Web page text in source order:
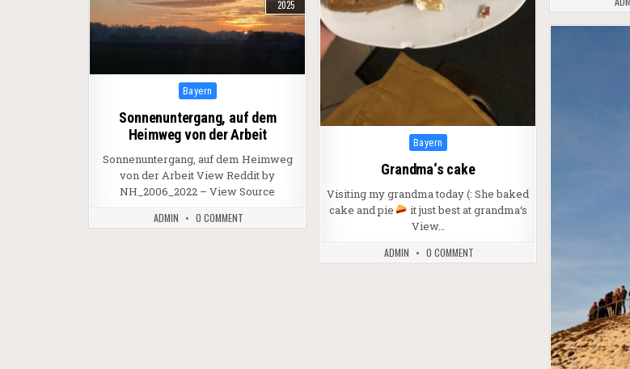
Posted in
Bayern
Grandma‘s cake
Visiting my grandma today (: She baked
cake and pie
it just best at grandma‘s
View…
ADMIN 0 COMMENT
2025
Posted in
Bayern
Sonnenuntergang, auf dem
Heimweg von der Arbeit
Sonnenuntergang, auf dem Heimweg
von der Arbeit View Reddit by
NH_2006_2022 – View Source
ADMIN 0 COMMENT